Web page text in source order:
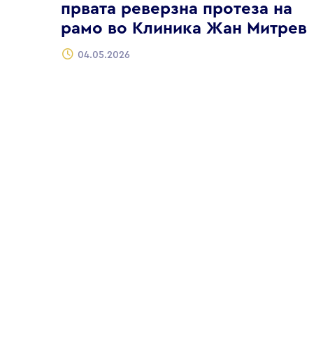
првата реверзна протеза на
рамо во Клиника Жан Митрев
04.05.2026